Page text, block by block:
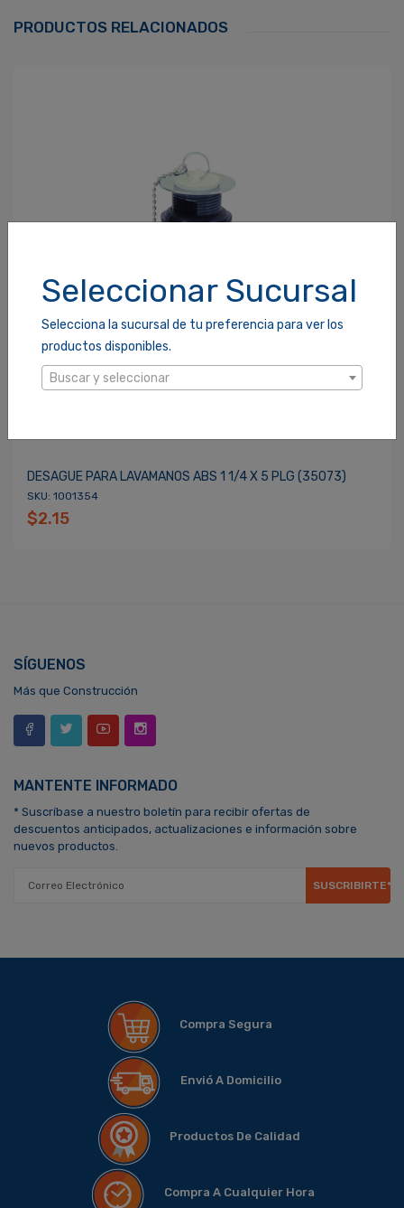
Seleccionar Sucursal
Selecciona la sucursal de tu preferencia para ver los
productos disponibles.
Buscar y seleccionar
¿Olvidaste tu Contraseña?
Recordarme ACCEDER
PRODUCTOS RELACIONADOS
DESAGUE PARA LAVAMANOS ABS 1 1/4 X 5 PLG (35073)
SKU: 1001354
$2.15
SÍGUENOS
Más que Construcción
MANTENTE INFORMADO
* Suscríbase a nuestro boletín para recibir ofertas de
descuentos anticipados, actualizaciones e información sobre
nuevos productos.
SUSCRIBIRTE*
Compra Segura
Envió A Domicilio
Productos De Calidad
Compra A Cualquier Hora